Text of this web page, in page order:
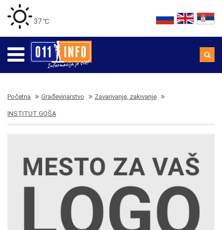
37 ℃
Početna Građevinarstvo Zavarivanje, zakivanje
INSTITUT GOŠA